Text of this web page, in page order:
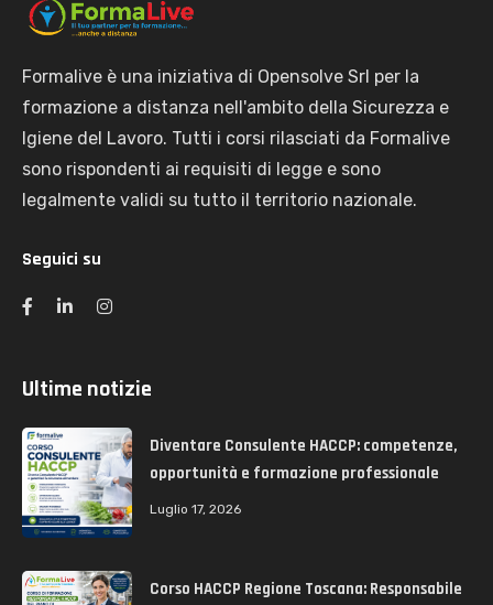
Formalive è una iniziativa di Opensolve Srl per la
formazione a distanza nell'ambito della Sicurezza e
Igiene del Lavoro. Tutti i corsi rilasciati da Formalive
sono rispondenti ai requisiti di legge e sono
legalmente validi su tutto il territorio nazionale.
Seguici su
Ultime notizie
Diventare Consulente HACCP: competenze,
opportunità e formazione professionale
Luglio 17, 2026
Corso HACCP Regione Toscana: Responsabile